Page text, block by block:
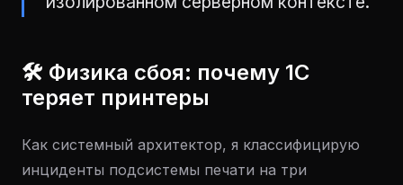
🛠 Физика сбоя: почему 1С
теряет принтеры
Как системный архитектор, я классифицирую
инциденты подсистемы печати на три